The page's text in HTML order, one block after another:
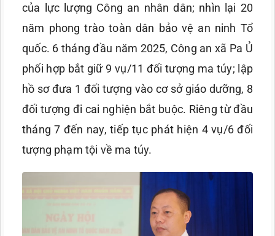
của lực lượng Công an nhân dân; nhìn lại 20
năm phong trào toàn dân bảo vệ an ninh Tổ
quốc. 6 tháng đầu năm 2025, Công an xã Pa Ủ
phối hợp bắt giữ 9 vụ/11 đối tượng ma túy; lập
hồ sơ đưa 1 đối tượng vào cơ sở giáo dưỡng, 8
đối tượng đi cai nghiện bắt buộc. Riêng từ đầu
tháng 7 đến nay, tiếp tục phát hiện 4 vụ/6 đối
tượng phạm tội về ma túy.